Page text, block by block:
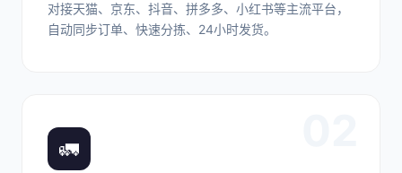
对接天猫、京东、抖音、拼多多、小红书等主流平台，
自动同步订单、快速分拣、24小时发货。
🚛